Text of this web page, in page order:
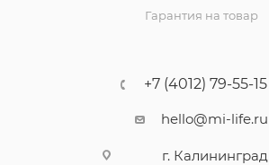
Гарантия на товар
+7 (4012) 79-55-15
hello@mi-life.ru
г. Калининград